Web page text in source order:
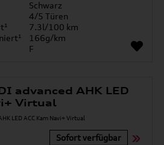
Schwarz
4/5 Türen
7.3l/100 km
166g/km
F
advanced AHK LED
Virtual
Sofort verfügbar